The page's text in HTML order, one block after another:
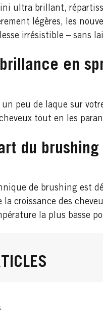
ultra brillant,
légères, les
irrésistible – sans
en
un peu de laque sur
tout en les
du brushing
de brushing est
la croissance des
la plus basse